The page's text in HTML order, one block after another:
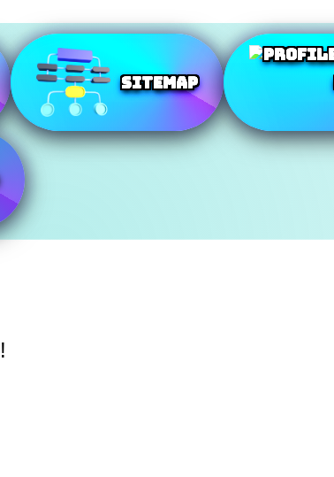
SiteMap